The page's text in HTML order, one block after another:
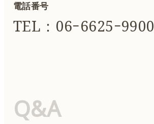
電話番号
TEL：06ｰ6625ｰ9900
Q&A